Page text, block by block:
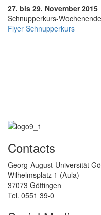
27. bis 29. November 2015
Schnupperkurs-
Flyer Schnupperkurs
Contacts
Georg-August-Universität
Wilhelmsplatz 1 (Aula)
37073 Göttingen
Tel. 0551 39-0